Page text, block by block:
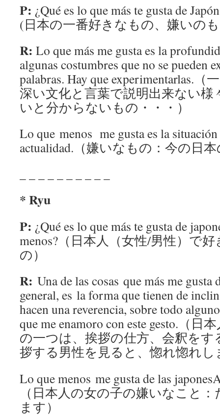
P: ¿Qué es lo que más te gusta de
(日本の一番好きなもの、嫌いの
R: Lo que más me gusta es la
algunas costumbres que no se pueden
palabras. Hay que experimentarlas.
深い文化と言葉で説明出来ない様
いと分からないもの・・・）
Lo que menos me gusta es la
actualidad.（嫌いなもの：今の日
* Ryu
P: ¿Qué es lo que más te gusta de
menos?（日本人（女性/男性）で
の）
R: Una de las cosas que más me gusta
general, es la forma que tienen de
hacen una reverencia, sobre todo
que me enamoro con este gesto.（
の一つは、挨拶の仕方、会釈をす
拶する男性を見ると、惚れ惚れ
Lo que menos me gusta de las
（日本人の女の子の嫌いなこと
ます）